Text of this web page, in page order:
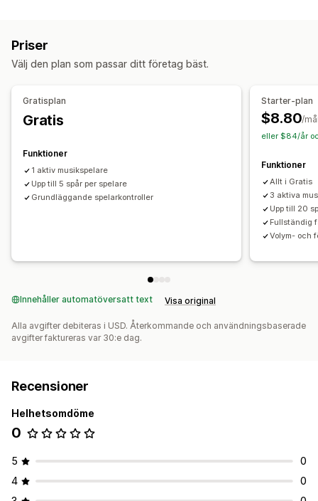
Priser
Välj den plan som passar ditt företag bäst.
Gratisplan
Gratis
Funktioner
1 aktiv musikspelare
Upp till 5 spår per spelare
Grundläggande spelarkontroller
Starter-plan
$8.80/
eller $84/år
Funktioner
Allt i Gratis
3 aktiva
Upp till 20
Fullständig
Volym- och
Innehåller automatöversatt text Visa original
Alla avgifter debiteras i USD. Återkommande och användningsbaserade
avgifter faktureras var 30:e dag.
Recensioner
Helhetsomdöme
0
5
0
4
0